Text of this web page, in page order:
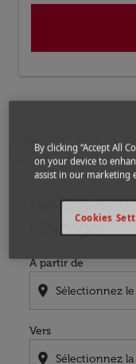
Accueil Vols
Libreville a Chicago
Prochains
Chicago
À partir de
location_on
Vers
location_on
Aucun tarif
By clicking “Accept All
on your device to
assist in our marketing
Cookies